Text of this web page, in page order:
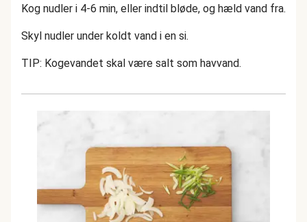
Kog nudler i 4-6 min, eller indtil bløde, og hæld vand fra.
Skyl nudler under koldt vand i en si.
TIP: Kogevandet skal være salt som havvand.